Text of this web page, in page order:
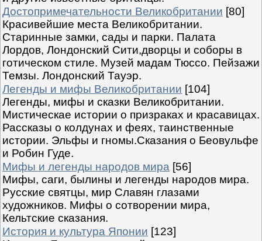
Достопримечательности Великобритании [80]
Красивейшие места Великобритании.
Старинные замки, сады и парки. Палата
Лордов, Лондонский Сити,дворцы и соборы в
готическом стиле. Музей мадам Тюссо. Пейзажи
Темзы. Лондонский Тауэр.
Легенды и мифы Великобритании [104]
Легенды, мифы и сказки Великобритании.
Мистическае истории о призраках и красавицах.
Рассказы о колдунах и феях, таинственные
истории. Эльфы и гномы.Сказания о Беовульфе
и Робин Гуде.
Мифы и легенды народов мира [56]
Мифы, саги, былины и легенды народов мира.
Русские святцы, мир Славян глазами
художников. Мифы о сотворении мира,
Кельтские сказания.
История и культура Японии [123]